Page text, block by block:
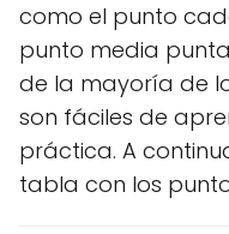
como el punto
punto media
de la mayoría de
son fáciles de
práctica. A
tabla con los